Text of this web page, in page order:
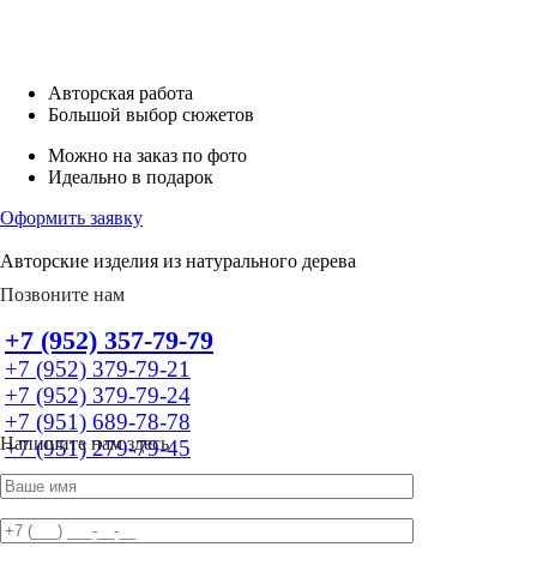
Авторская работа
Большой выбор сюжетов
Можно на заказ по фото
Идеально в подарок
Оформить заявку
Авторские изделия из натурального дерева
Позвоните нам
+7 (952) 357-79-79
+7 (952) 379-79-21
+7 (952) 379-79-24
+7 (951) 689-78-78
+7 (951) 279-79-45
Напишите нам здесь